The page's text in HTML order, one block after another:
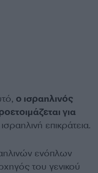
ο ισραηλινός
για
επικράτεια.
ενόπλων
του γενικού